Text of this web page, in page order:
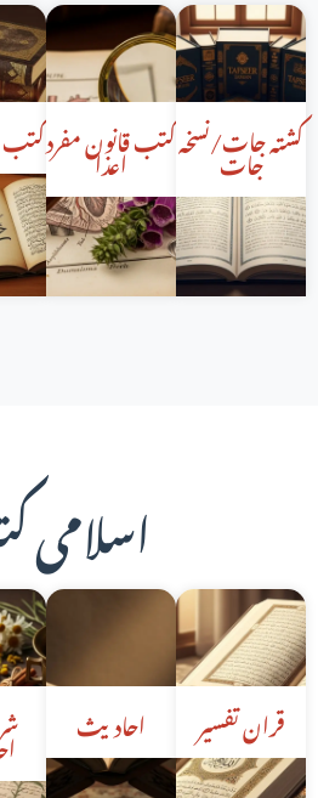
کتبکتب قانون مفرد
اعذا کشتہ جات/نسخہ
جات
احادیث قران تفسیر